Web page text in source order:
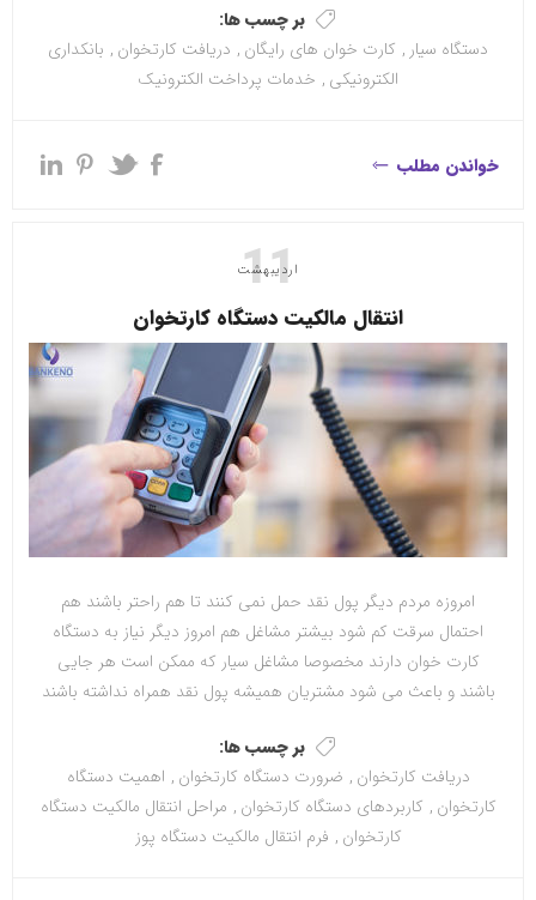
تواند بسیار کاربردی باشد و به کارها سرعت ببخشد.
بر چسب ها:
دستگاه سیار , کارت خوان های رایگان , دریافت کارتخوان , بانکداری
الکترونیکی , خدمات پرداخت الکترونیک
خواندن مطلب
11
اردیبهشت
انتقال مالکیت دستگاه کارتخوان
امروزه مردم دیگر پول نقد حمل نمی کنند تا هم راحتر باشند هم
احتمال سرقت کم شود بیشتر مشاغل هم امروز دیگر نیاز به دستگاه
کارت خوان دارند مخصوصا مشاغل سیار که ممکن است هر جایی
باشند و باعث می شود مشتریان همیشه پول نقد همراه نداشته باشند
بر چسب ها:
دریافت کارتخوان , ضرورت دستگاه کارتخوان , اهمیت دستگاه
کارتخوان , کاربردهای دستگاه کارتخوان , مراحل انتقال مالکیت دستگاه
کارتخوان , فرم انتقال مالکیت دستگاه پوز